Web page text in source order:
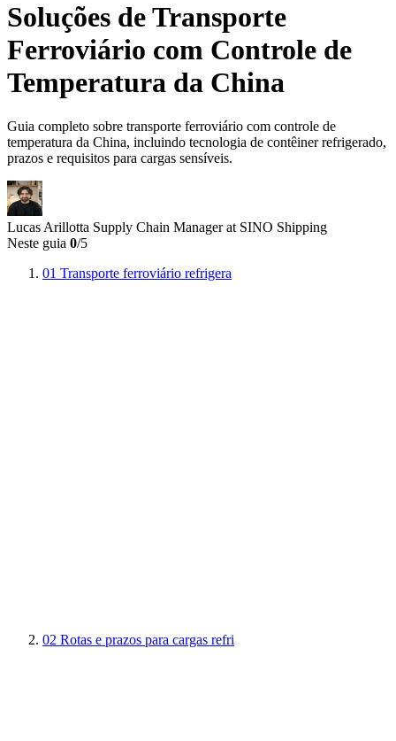
Soluções de Transporte
Ferroviário com Controle de
Temperatura da China
Guia completo sobre transporte ferroviário com controle de
temperatura da China, incluindo tecnologia de contêiner refrigerado,
prazos e requisitos para cargas sensíveis.
Lucas Arillotta Supply Chain Manager at SINO Shipping
Neste guia 0/5
01 Transporte ferroviário refrigera
02 Rotas e prazos para cargas refri